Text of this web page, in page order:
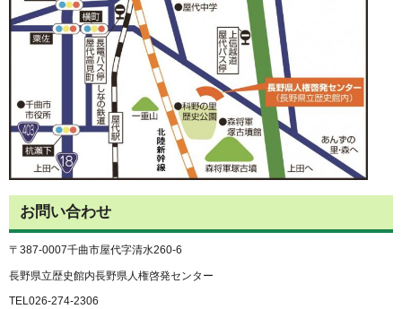
お問い合わせ
〒387-0007千曲市屋代字清水260-6
長野県立歴史館内長野県人権啓発センター
TEL026-274-2306